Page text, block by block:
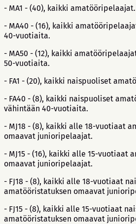
- MA1 - (40), kaikki amatööripelaajat.
- MA40 - (16), kaikki
40-vuotiaita.
- MA50 - (12), kaikki
50-vuotiaita.
- FA1 - (20), kaikki naispuoliset
- FA40 - (8), kaikki naispuoliset
vähintään 40-vuotiaita.
- MJ18 - (8), kaikki alle 18-vuotiaat
omaavat junioripelaajat.
- MJ15 - (16), kaikki alle 15-vuotiaat
omaavat junioripelaajat.
- FJ18 - (8), kaikki alle 18-vuotiaat
amatööristatuksen omaavat
- FJ15 - (8), kaikki alle 15-vuotiaat
amatööristatuksen omaavat